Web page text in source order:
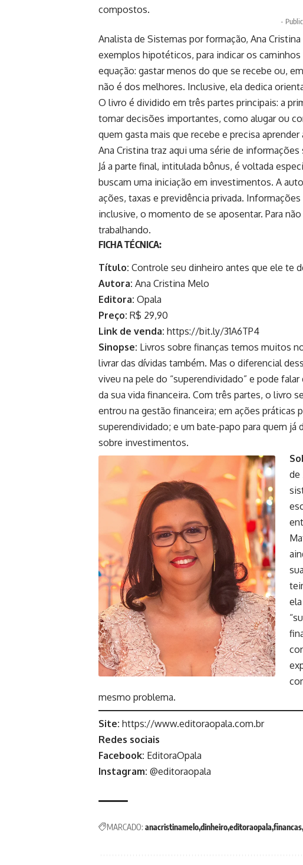
compostos.
-
Analista de Sistemas por formação, Ana
exemplos hipotéticos, para indicar os
equação: gastar menos do que se recebe ou,
não é dos melhores. Inclusive, ela dedica
O livro é dividido em três partes principais: a
tomar decisões importantes, como alugar ou
quem gasta mais que recebe e precisa
Ana Cristina traz aqui uma série de
Já a parte final, intitulada bônus, é voltada
buscam uma iniciação em investimentos. A
ações, taxas e previdência privada.
inclusive, o momento de se aposentar. Para
trabalhando.
FICHA TÉCNICA:
Título: Controle seu dinheiro antes que ele te
Autora: Ana Cristina Melo
Editora: Opala
Preço: R$ 29,90
Link de venda: https://bit.ly/31A6TP4
Sinopse: Livros sobre finanças temos muitos
livrar das dívidas também. Mas o diferencial
viveu na pele do “superendividado” e pode
da sua vida financeira. Com três partes, o livro
entrou na gestão financeira; em ações práticas
superendividado; e um bate-papo para quem já
sobre investimentos.
de
mesmo problema.
Site: https://www.editoraopala.com.br
Redes sociais
Facebook: EditoraOpala
Instagram: @editoraopala
MARCADO: anacristinamelodinheiroeditoraopala financas